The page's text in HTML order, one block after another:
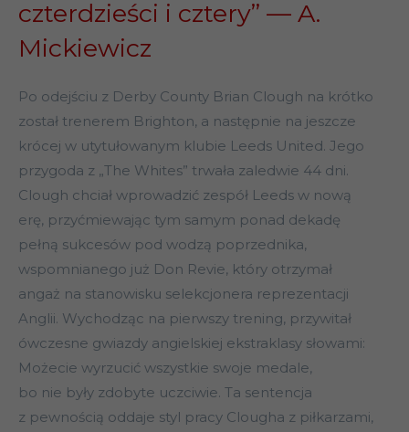
czterdzieści i cztery” — A.
Mickiewicz
Po odejściu z Derby County Brian Clough na krótko
został trenerem Brighton, a następnie na jeszcze
krócej w utytułowanym klubie Leeds United. Jego
przygoda z „The Whites” trwała zaledwie 44 dni.
Clough chciał wprowadzić zespół Leeds w nową
erę, przyćmiewając tym samym ponad dekadę
pełną sukcesów pod wodzą poprzednika,
wspomnianego już Don Revie, który otrzymał
angaż na stanowisku selekcjonera reprezentacji
Anglii. Wychodząc na pierwszy trening, przywitał
ówczesne gwiazdy angielskiej ekstraklasy słowami:
Możecie wyrzucić wszystkie swoje medale,
bo nie były zdobyte uczciwie. Ta sentencja
z pewnością oddaje styl pracy Clougha z piłkarzami,